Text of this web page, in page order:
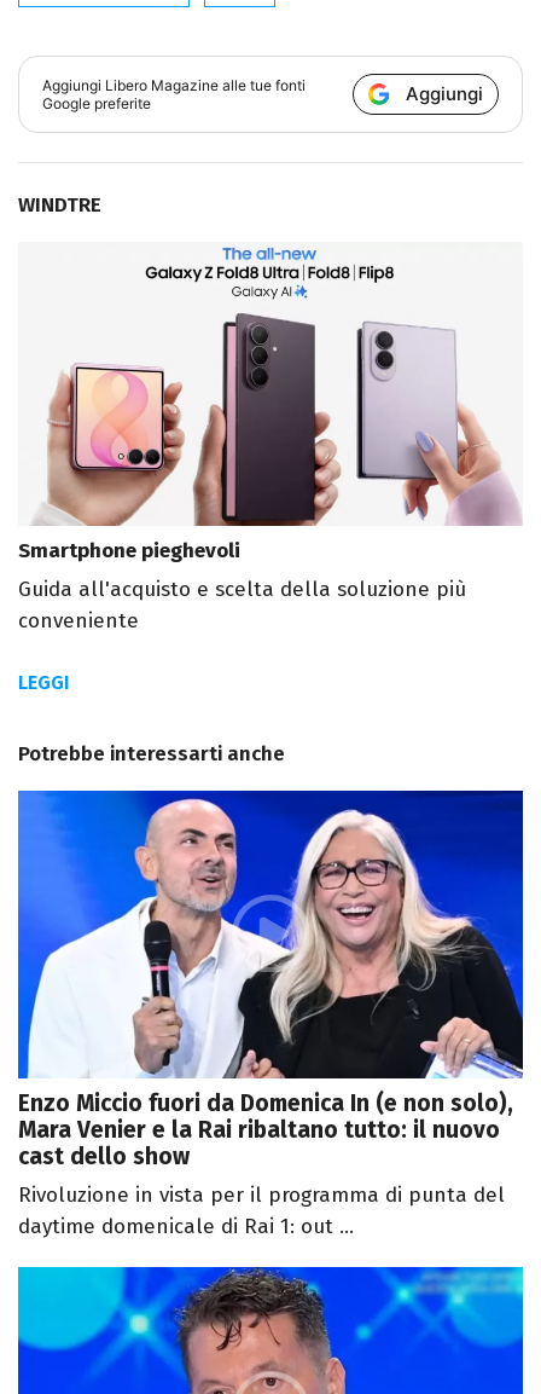
Aggiungi Libero Magazine alle tue fonti
Google preferite
Aggiungi
WINDTRE
Smartphone pieghevoli
Guida all'acquisto e scelta della soluzione più
conveniente
LEGGI
Potrebbe interessarti anche
Enzo Miccio fuori da Domenica In (e non solo),
Mara Venier e la Rai ribaltano tutto: il nuovo
cast dello show
Rivoluzione in vista per il programma di punta del
daytime domenicale di Rai 1: out ...